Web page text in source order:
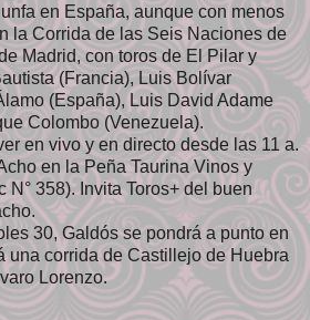
en España, aunque con menos
la Corrida de las Seis Naciones de
Madrid, con toros de El Pilar y
(Francia), Luis Bolívar
(España), Luis David Adame
Colombo (Venezuela).
en vivo y en directo desde las 11 a.
en la Peña Taurina Vinos y
N° 358). Invita Toros+ del buen
30, Galdós se pondrá a punto en
una corrida de Castillejo de Huebra
Lorenzo.